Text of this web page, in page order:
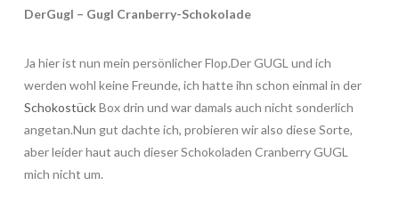
DerGugl – Gugl Cranberry-Schokolade
Ja hier ist nun mein persönlicher Flop.Der GUGL und ich
werden wohl keine Freunde, ich hatte ihn schon einmal in der
SchokostückBox drin und war damals auch nicht sonderlich
angetan.Nun gut dachte ich, probieren wir also diese Sorte,
aber leider haut auch dieser Schokoladen Cranberry GUGL
mich nicht um.